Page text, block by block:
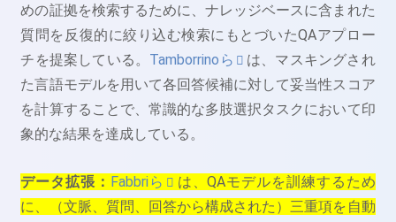
めの証拠を検索するために、ナレッジベースに含まれた
質問を反復的に絞り込む検索にもとづいたQAアプロー
チを提案している。 Tamborrinoら
は、マスキングされ
た言語モデルを用いて各回答候補に対して妥当性スコア
を計算することで、常識的な多肢選択タスクにおいて印
象的な結果を達成している。
データ拡張： Fabbriら
は、QAモデルを訓練するため
に、（文脈、質問、回答から構成された）三重項を自動